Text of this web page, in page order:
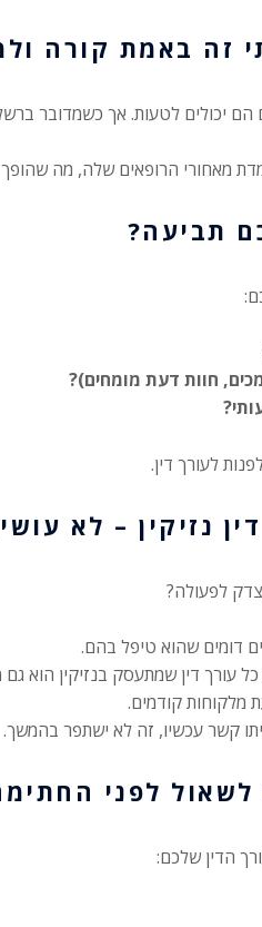
זה באמת קורה
יכולים לטעות. אך כשמדובר
מאחורי הרופאים שלה, מה
תביעה?
חוות דעת מומחים)?
לעורך דין.
נזיקין – לא
לפעולה?
דומים שהוא טיפל בהם.
עורך דין שמתעסק בנזיקין הוא
מלקוחות קודמים.
קשר עכשיו, זה לא ישתפר בהמשך.
לפני
הדין שלכם: